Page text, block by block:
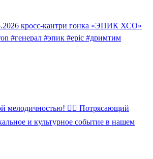
кросс-кантри гонка «ЭПИК ХСО»
#генерал #эпик #epic #дримтим
мелодичностью! ❤️‍🔥 Потрясающий
и культурное событие в нашем